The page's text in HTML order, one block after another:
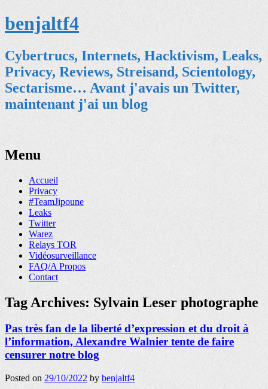
benjaltf4
Cybertrucs, Internets, Hacktivism, Leaks,
Privacy, Reviews, Streisand, Scientology,
Sectarisme… Avant j'avais un Twitter,
maintenant j'ai un blog
Menu
Skip
content
Accueil
Privacy
#TeamJipoune
Leaks
Twitter
Warez
Relays TOR
Vidéosurveillance
FAQ/A Propos
Contact
Tag Archives: Sylvain Leser photographe
Pas très fan de la liberté d’expression et du droit à
l’information, Alexandre Walnier tente de faire
censurer notre blog
Posted on 29/10/2022 by benjaltf4